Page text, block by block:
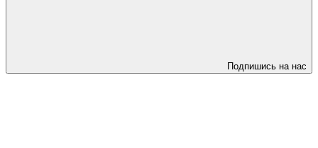
Подпишись на нас